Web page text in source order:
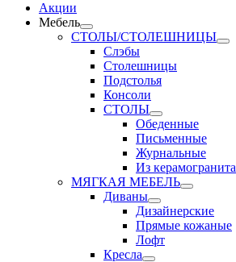
Акции
Мебель
СТОЛЫ/СТОЛЕШНИЦЫ
Слэбы
Столешницы
Подстолья
Консоли
СТОЛЫ
Обеденные
Письменные
Журнальные
Из керамогранита
МЯГКАЯ МЕБЕЛЬ
Диваны
Дизайнерские
Прямые кожаные
Лофт
Кресла